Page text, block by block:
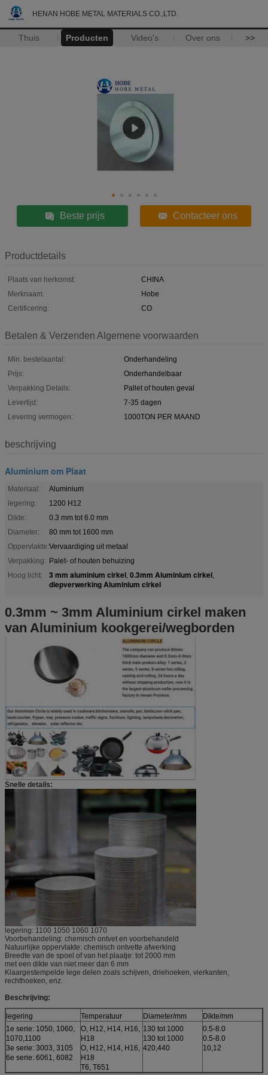
HENAN HOBE METAL MATERIALS CO.,LTD.
Thuis Producten Video's Over ons >>
Beste prijs Contacteer ons
Productdetails
Plaats van herkomst:
CHINA
Merknaam:
Hobe
Certificering:
CO
Betalen & Verzenden Algemene voorwaarden
Min. bestelaantal:
Onderhandeling
Prijs:
Onderhandelbaar
Verpakking Details:
Pallet of houten geval
Levertijd:
7-35 dagen
Levering vermogen:
1000TON PER MAAND
beschrijving
Aluminium om Plaat
Materiaal:
Aluminium
legering:
1200 H12
Dikte:
0.3 mm tot 6.0 mm
Diameter:
80 mm tot 1600 mm
Oppervlakte:Vervaardiging uit metaal
Verpakking: Palet- of houten behuizing
Hoog licht:
3 mm aluminium cirkel, 0.3mm Aluminium cirkel,
diepverwerking Aluminium cirkel
0.3mm ~ 3mm Aluminium cirkel maken
van Aluminium kookgerei/wegborden
Snelle details:
legering: 1100 1050 1060 1070
Voorbehandeling: chemisch ontvet en voorbehandeld
Natuurlijke oppervlakte: chemisch ontvette afwerking
Breedte van de spoel of van het plaatje: tot 2000 mm
met een dikte van niet meer dan 6 mm
Klaargestempelde lege delen zoals schijven, driehoeken, vierkanten,
rechthoeken, enz.
Beschrijving:
legering Temperatuur Diameter/mm
Dikte/mm
1e serie: 1050, 1060,
1070,1100
3e serie: 3003, 3105
6e serie: 6061, 6082
O, H12, H14, H16,
H18
O, H12, H14, H16,
H18
T6, T651
130 tot 1000
130 tot 1000
420,440
0.5-8.0
0.5-8.0
10,12